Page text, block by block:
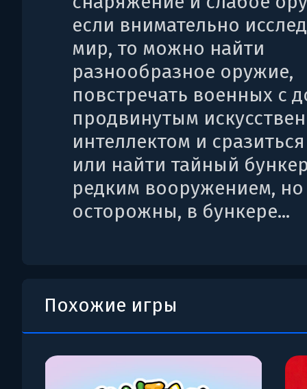
если внимательно
мир, то можно найти
разнообразное оружие,
повстречать военных с
продвинутым
интеллектом и
или найти тайный
редким вооружением, но
осторожны, в бункере...
Похожие игры